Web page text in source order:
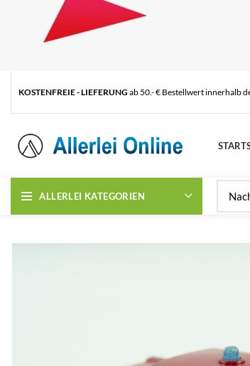
KOSTENFREIE - LIEFERUNG ab 50.- € Bestellwert innerhalb
ALLERLEI KATEGORIEN